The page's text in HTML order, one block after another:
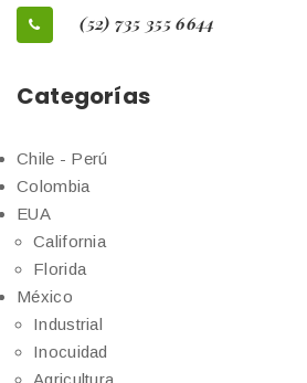
(52) 735 355 6644
Categorías
Chile - Perú
Colombia
EUA
California
Florida
México
Industrial
Inocuidad